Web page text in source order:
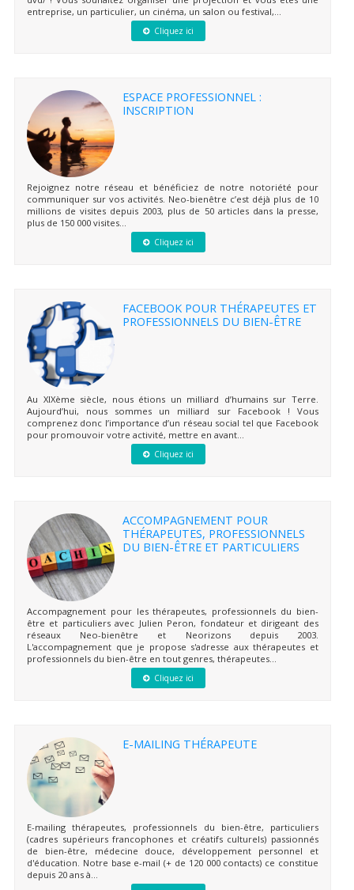
entreprise, un particulier, un cinéma, un salon ou festival,...
Cliquez ici
ESPACE PROFESSIONNEL :
INSCRIPTION
Rejoignez notre réseau et bénéficiez de notre notoriété pour
communiquer sur vos activités. Neo-bienêtre c’est déjà plus de 10
millions de visites depuis 2003, plus de 50 articles dans la presse,
plus de 150 000 visites...
Cliquez ici
FACEBOOK POUR THÉRAPEUTES ET
PROFESSIONNELS DU BIEN-ÊTRE
Au XIXème siècle, nous étions un milliard d’humains sur Terre.
Aujourd’hui, nous sommes un milliard sur Facebook ! Vous
comprenez donc l’importance d’un réseau social tel que Facebook
pour promouvoir votre activité, mettre en avant...
Cliquez ici
ACCOMPAGNEMENT POUR
THÉRAPEUTES, PROFESSIONNELS
DU BIEN-ÊTRE ET PARTICULIERS
Accompagnement pour les thérapeutes, professionnels du bien-
être et particuliers avec Julien Peron, fondateur et dirigeant des
réseaux Neo-bienêtre et Neorizons depuis 2003.
L'accompagnement que je propose s'adresse aux thérapeutes et
professionnels du bien-être en tout genres, thérapeutes...
Cliquez ici
E-MAILING THÉRAPEUTE
E-mailing thérapeutes, professionnels du bien-être, particuliers
(cadres supérieurs francophones et créatifs culturels) passionnés
de bien-être, médecine douce, développement personnel et
d'éducation. Notre base e-mail (+ de 120 000 contacts) ce constitue
depuis 20 ans à...